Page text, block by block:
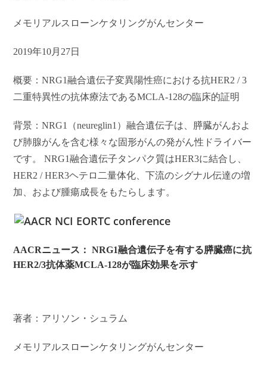
メモリアルスローンケタリングがんセンター
2019年10月27日
概要：NRG1融合遺伝子変異陽性癌における抗HER2 / 3
二重特異性の抗体療法であるMCLA-128の臨床的証明
背景：NRG1（neureglin1）融合遺伝子は、膵臓がんおよ
び肺腺がんを含む様々な固形がんの発がん性ドライバー
です。 NRG1融合遺伝子タンパク質はHER3に結合し、
HER2 / HER3ヘテロ二量体化、下流のシグナル伝達の増
加、および腫瘍成長をもたらします。
AACRニュース： NRG1融合遺伝子を有する膵臓癌に抗
HER2/3抗体薬MCLA-128が臨床効果を示す
著者：アリソン・シュラム
メモリアルスローンケタリングがんセンター